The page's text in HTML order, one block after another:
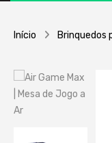
Início Brinquedos